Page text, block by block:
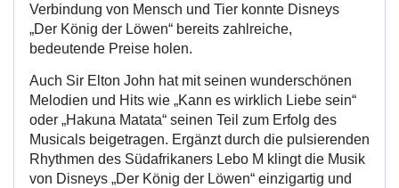
Verbindung von Mensch und Tier konnte Disneys
„Der König der Löwen“ bereits zahlreiche,
bedeutende Preise holen.
Auch Sir Elton John hat mit seinen wunderschönen
Melodien und Hits wie „Kann es wirklich Liebe sein“
oder „Hakuna Matata“ seinen Teil zum Erfolg des
Musicals beigetragen. Ergänzt durch die pulsierenden
Rhythmen des Südafrikaners Lebo M klingt die Musik
von Disneys „Der König der Löwen“ einzigartig und